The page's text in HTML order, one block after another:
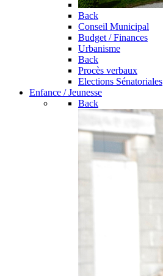
Back
Conseil Municipal
Budget / Finances
Urbanisme
Back
Procès verbaux
Elections Sénatoriales
Enfance / Jeunesse
Back